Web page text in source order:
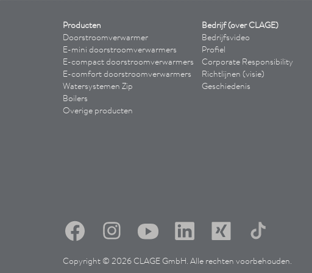
Producten
Doorstroomverwarmer
E-mini doorstroomverwarmers
E-compact doorstroomverwarmers
E-comfort doorstroomverwarmers
Watersystemen Zip
Boilers
Overige producten
Bedrijf (over CLAGE)
Bedrijfsvideo
Profiel
Corporate Responsibility
Richtlijnen (visie)
Geschiedenis
Copyright © 2026 CLAGE GmbH. Alle rechten voorbehouden.